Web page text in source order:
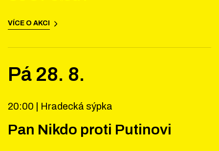
VÍCE O AKCI
Pá 28. 8.
20:00 | Hradecká sýpka
Pan Nikdo proti Putinovi